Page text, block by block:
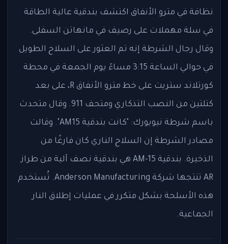
نظافة في مترو الأنفاق اكتشف بندقية عالية الطاقة
في سلة مهملات على رصيف في مانهاتن السفلى.
وقال رجال الشرطة إنه تم العثور على السلاح الطويل
في حوالي الساعة 3:15 مساءً يوم الجمعة في محطة
كورتلاند ستريت على خط مترو الأنفاق R، على بعد
كتلتين من النصب التذكاري ومتحف 911. وقال متحدث
باسم شرطة نيويورك: "كانت بندقية AM15". وقالت
مصادر الشرطة إن السلاح الناري كان فارغًا من
الذخيرة. بندقية AM-15 هي بندقية نصف آلية من طراز
AR تنتجها شركة Anderson Manufacturing. تُستخدم
هذه الأسلحة بشكل متكرر في عمليات إطلاق النار
الجماعية.